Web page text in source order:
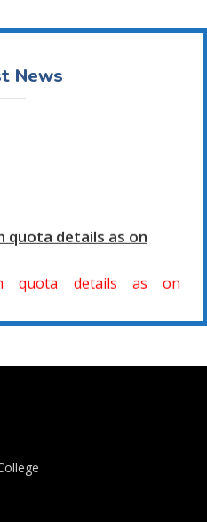
News
quota details as on
quota details as on
அறிவியல் கல்லூரியில்
கணிதம், B.Sc., கணினி
பாடப்பிரிவுகளுக்கும்,
வணிகவியல், B.B.A.,
பொருளியல், B.A., வரலாறு